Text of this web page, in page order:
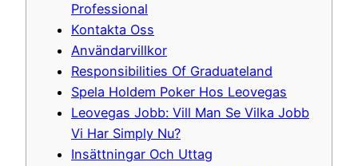
Professional
Kontakta Oss
Användarvillkor
Responsibilities Of Graduateland
Spela Holdem Poker Hos Leovegas
Leovegas Jobb: Vill Man Se Vilka Jobb
Vi Har Simply Nu?
Insättningar Och Uttag